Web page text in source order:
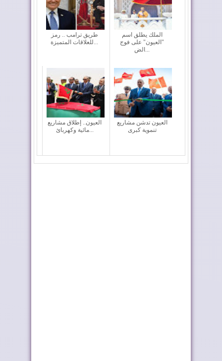
طريق ترامب .. رمز
الملك يطلق اسم
"العيون" على فوج
العيون.. إطلاق مشاريع
مائية وكهربائ...
العيون تدشن مشاريع
تنموية كبرى